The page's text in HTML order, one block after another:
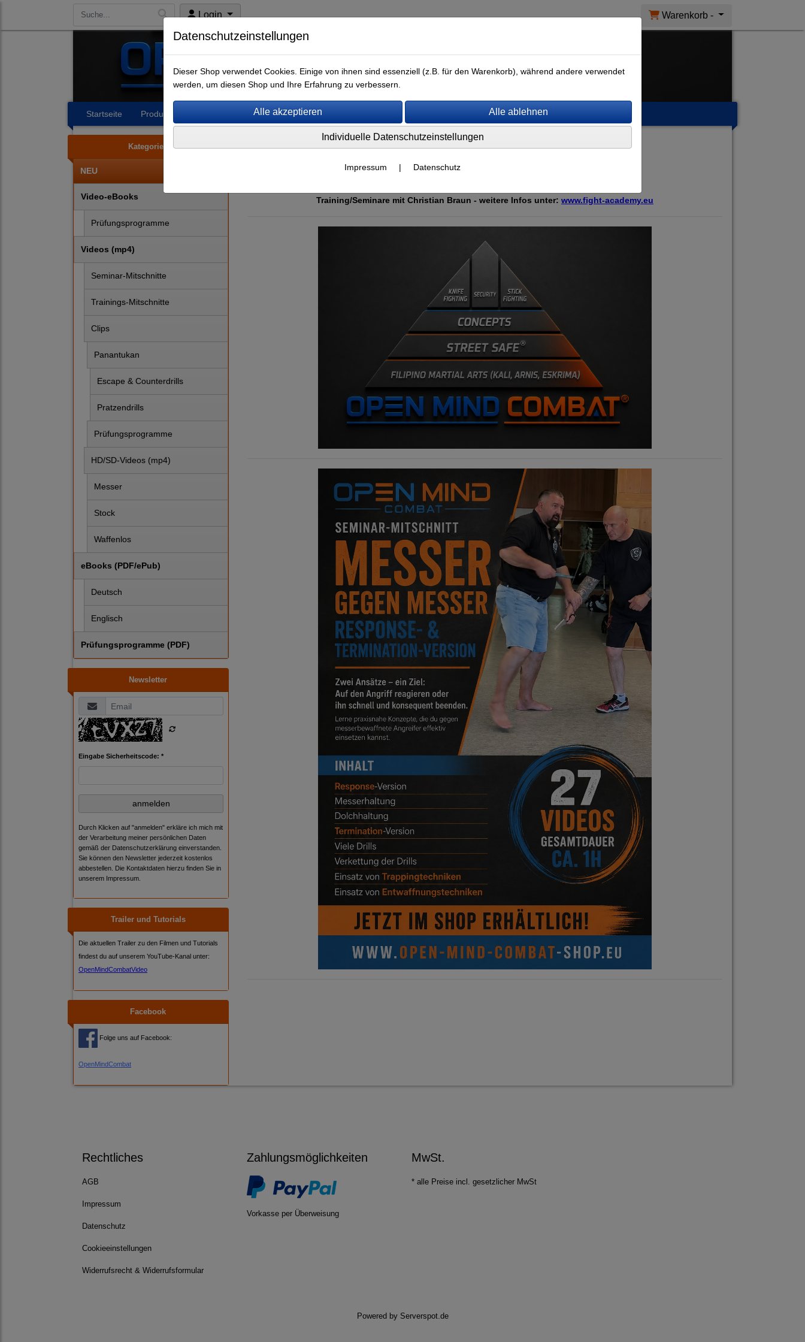
Login Warenkorb -
Startseite Produkte AGB Kontakt
Kategorien
NEU
Video-eBooks
Prüfungsprogramme
Videos (mp4)
Seminar-Mitschnitte
Trainings-Mitschnitte
Clips
Panantukan
Escape & Counterdrills
Pratzendrills
Prüfungsprogramme
HD/SD-Videos (mp4)
Messer
Stock
Waffenlos
eBooks (PDF/ePub)
Deutsch
Englisch
Prüfungsprogramme (PDF)
Newsletter
Eingabe Sicherheitscode: *
anmelden
Durch Klicken auf "anmelden" erkläre ich mich mit
der Verarbeitung meiner persönlichen Daten
gemäß der Datenschutzerklärung einverstanden.
Sie können den Newsletter jederzeit kostenlos
abbestellen. Die Kontaktdaten hierzu finden Sie in
unserem Impressum.
Trailer und Tutorials
Die aktuellen Trailer zu den Filmen und Tutorials
findest du auf unserem YouTube-Kanal unter:
OpenMindCombatVideo
Facebook
Folge uns auf Facebook:
OpenMindCombat
Willkommen im
Open Mind Combat
Training/Seminare mit Christian Braun - weitere Infos unter: www.fight-academy.eu
Rechtliches
AGB
Impressum
Datenschutz
Cookieeinstellungen
Widerrufsrecht & Widerrufsformular
Zahlungsmöglichkeiten
Vorkasse per Überweisung
MwSt.
* alle Preise incl. gesetzlicher MwSt
Powered by Serverspot.de
Datenschutzeinstellungen
Dieser Shop verwendet Cookies. Einige von ihnen sind essenziell (z.B. für den Warenkorb), während andere verwendet
werden, um diesen Shop und Ihre Erfahrung zu verbessern.
Individuelle Datenschutzeinstellungen
Impressum | Datenschutz